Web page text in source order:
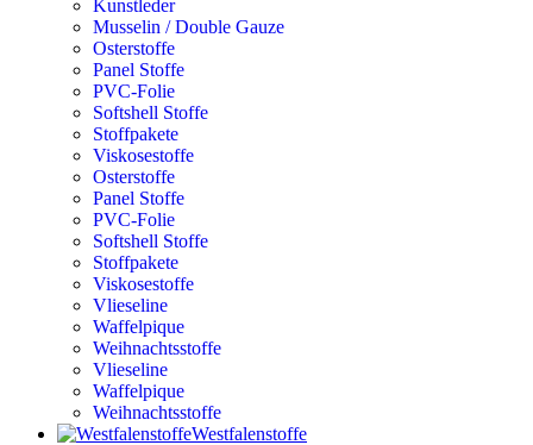
Kunstleder
Musselin / Double Gauze
Osterstoffe
Panel Stoffe
PVC-Folie
Softshell Stoffe
Stoffpakete
Viskosestoffe
Osterstoffe
Panel Stoffe
PVC-Folie
Softshell Stoffe
Stoffpakete
Viskosestoffe
Vlieseline
Waffelpique
Weihnachtsstoffe
Vlieseline
Waffelpique
Weihnachtsstoffe
Westfalenstoffe